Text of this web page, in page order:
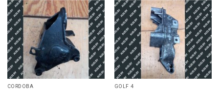
CORDOBA GOLF 4